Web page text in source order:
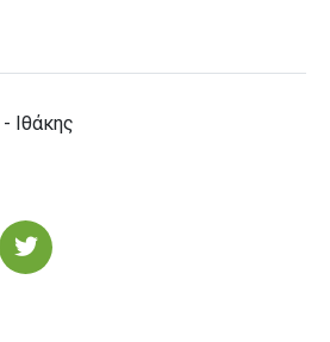
Ιθάκης